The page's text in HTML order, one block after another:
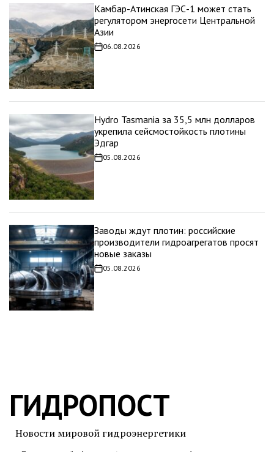
Камбар-Атинская ГЭС-1 может стать
регулятором энергосети Центральной
Азии
Дата
записи
06.08.2026
Hydro Tasmania за 35,5 млн долларов
укрепила сейсмостойкость плотины
Эдгар
Дата
записи
05.08.2026
Заводы ждут плотин: российские
производители гидроагрегатов просят
новые заказы
Дата05.08.2026
ГИДРОПОСТ
Новости мировой гидроэнергетики